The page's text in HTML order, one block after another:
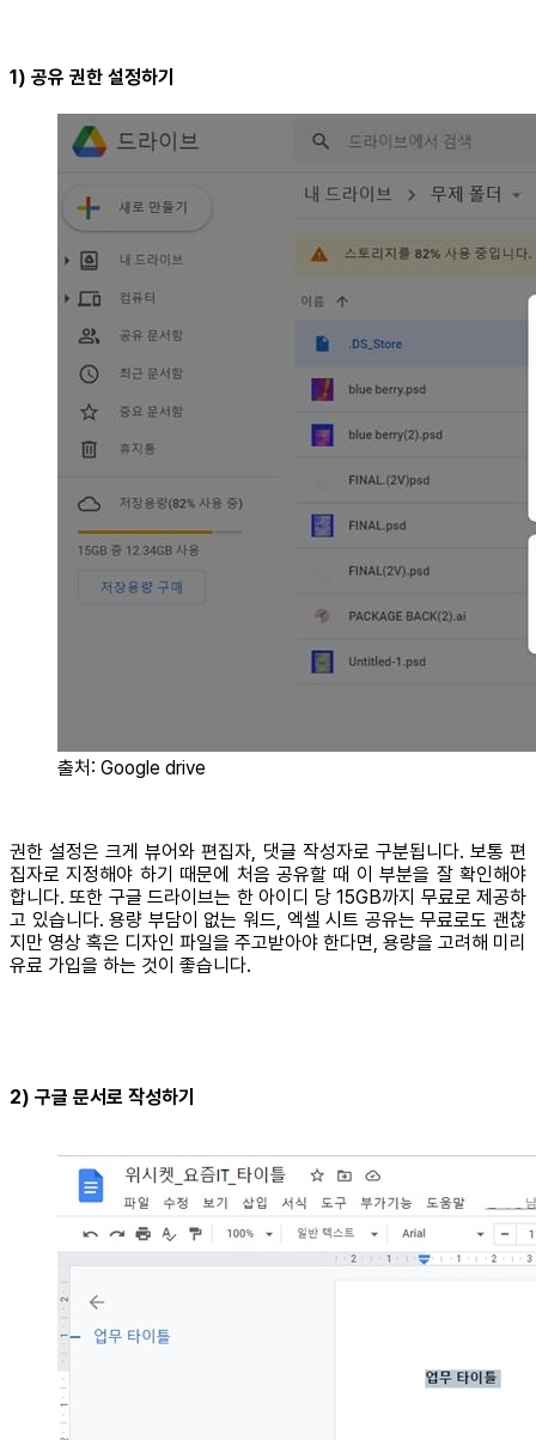
1) 공유 권한 설정하기
출처: Google drive
권한 설정은 크게 뷰어와 편집자, 댓글 작성자로 구분됩니다. 보통 편
집자로 지정해야 하기 때문에 처음 공유할 때 이 부분을 잘 확인해야
합니다. 또한 구글 드라이브는 한 아이디 당 15GB까지 무료로 제공하
고 있습니다. 용량 부담이 없는 워드, 엑셀 시트 공유는 무료로도 괜찮
지만 영상 혹은 디자인 파일을 주고받아야 한다면, 용량을 고려해 미리
유료 가입을 하는 것이 좋습니다.
2) 구글 문서로 작성하기